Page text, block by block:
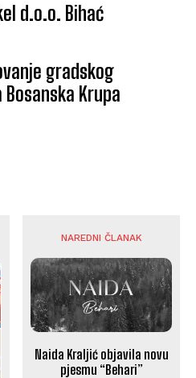
d.o.o. Bihać
gradskog
Krupa
NAREDNI ČLANAK
Naida Kraljić objavila novu
pjesmu “Behari”